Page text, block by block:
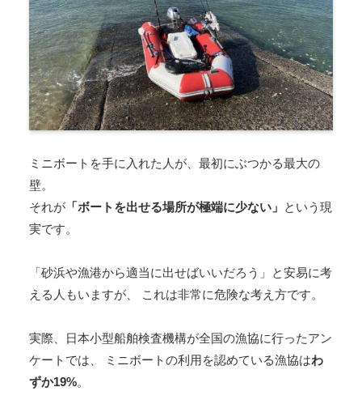
ミニボートを手に入れた人が、最初にぶつかる最大の
壁。
それが 「ボートを出せる場所が極端に少ない」 という現
実です。
「砂浜や漁港から適当に出せばいいだろう」と安易に考
える人もいますが、 これは非常に危険な考え方です。
実際、日本小型船舶検査機構が全国の漁協に行ったアン
ケートでは、 ミニボートの利用を認めている漁協はわ
ずか19%。